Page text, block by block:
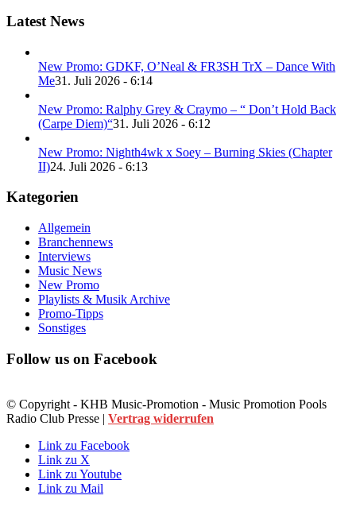
Latest News
New Promo: GDKF, O’Neal & FR3SH TrX – Dance With
Me31. Juli 2026 - 6:14
New Promo: Ralphy Grey & Craymo – “ Don’t Hold Back
(Carpe Diem)“31. Juli 2026 - 6:12
New Promo: Nighth4wk x Soey – Burning Skies (Chapter
II)24. Juli 2026 - 6:13
Kategorien
Allgemein
Branchennews
Interviews
Music News
New Promo
Playlists & Musik Archive
Promo-Tipps
Sonstiges
Follow us on Facebook
© Copyright - KHB Music-Promotion - Music Promotion Pools
Radio Club Presse | Vertrag widerrufen
Link zu Facebook
Link zu X
Link zu Youtube
Link zu Mail